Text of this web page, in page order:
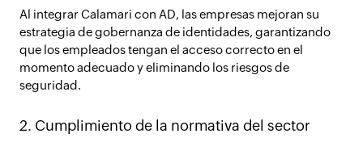
Al integrar Calamari con AD, las empresas mejoran su
estrategia de gobernanza de identidades, garantizando
que los empleados tengan el acceso correcto en el
momento adecuado y eliminando los riesgos de
seguridad.
2. Cumplimiento de la normativa del sector